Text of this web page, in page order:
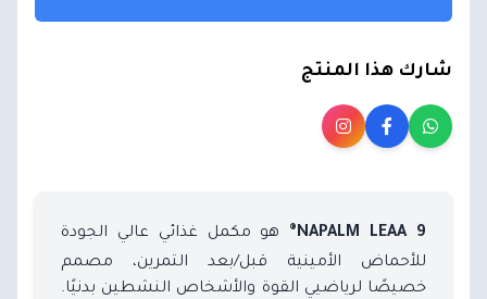
شارك هذا المنتج
NAPALM LEAA 9®
هو مكمل غذائي عالي الجودة
للأحماض الأمينية قبل/بعد التمرين، مصمم
خصيصًا لرياضيي القوة والأشخاص النشطين بدنيًا.